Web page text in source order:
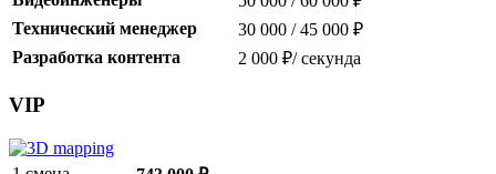
Технический менеджер
30 000 / 45 000 ₽
Разработка контента
2 000 ₽/ секунда
VIP